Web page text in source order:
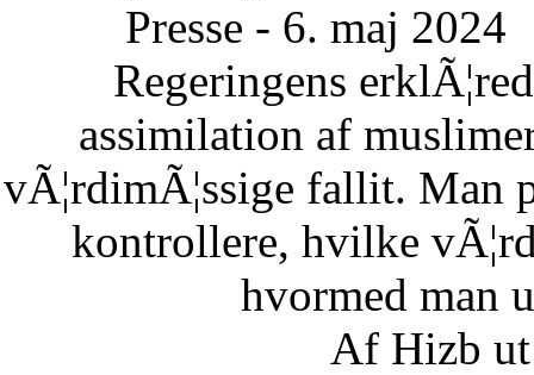
Presse - 6. maj 2024
Regeringens
assimilation af
vÃ¦rdimÃ¦ssige fallit. Man
kontrollere, hvilke
hvormed man
Af Hizb